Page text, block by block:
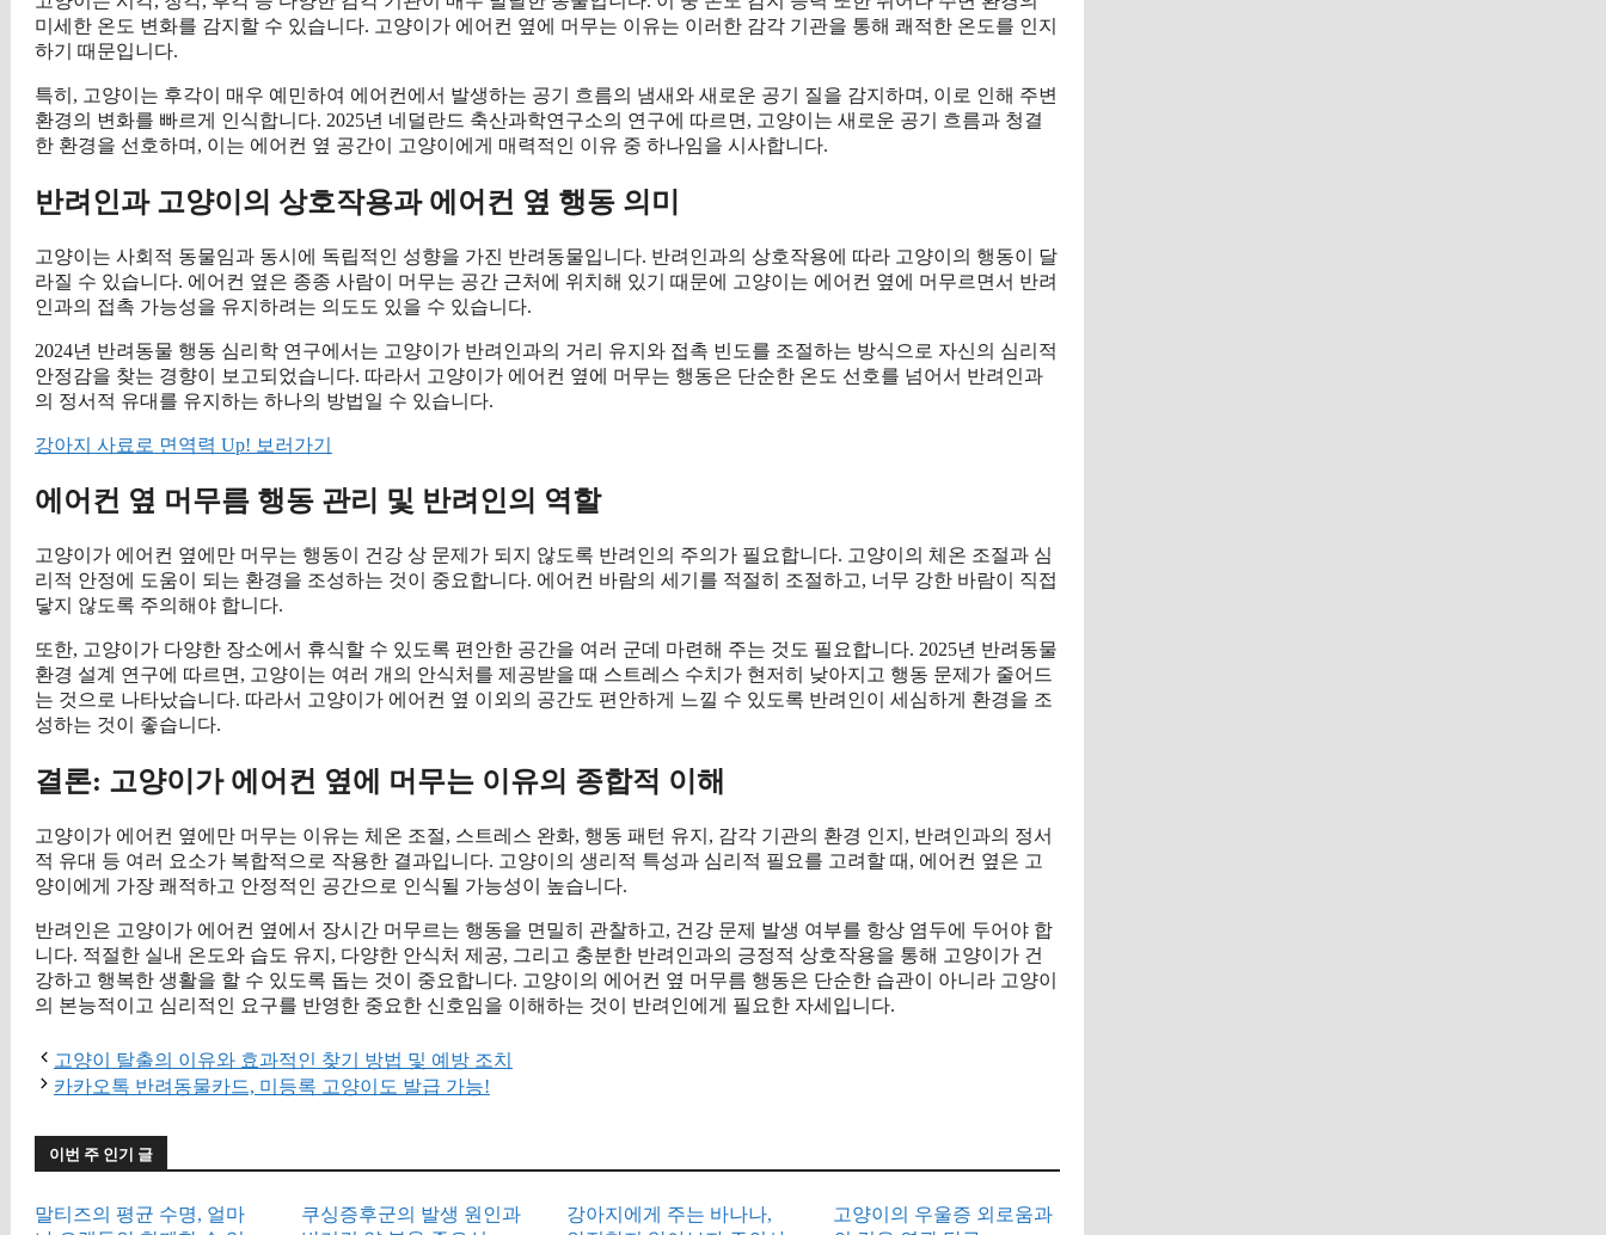
미세한 온도 변화를 감지할 수 있습니다. 고양이가 에어컨 옆에 머무는 이유는 이러한 감각 기관을 통해 쾌적한 온도를 인지
하기 때문입니다.
특히, 고양이는 후각이 매우 예민하여 에어컨에서 발생하는 공기 흐름의 냄새와 새로운 공기 질을 감지하며, 이로 인해 주변
환경의 변화를 빠르게 인식합니다. 2025년 네덜란드 축산과학연구소의 연구에 따르면, 고양이는 새로운 공기 흐름과 청결
한 환경을 선호하며, 이는 에어컨 옆 공간이 고양이에게 매력적인 이유 중 하나임을 시사합니다.
반려인과 고양이의 상호작용과 에어컨 옆 행동 의미
고양이는 사회적 동물임과 동시에 독립적인 성향을 가진 반려동물입니다. 반려인과의 상호작용에 따라 고양이의 행동이 달
라질 수 있습니다. 에어컨 옆은 종종 사람이 머무는 공간 근처에 위치해 있기 때문에 고양이는 에어컨 옆에 머무르면서 반려
인과의 접촉 가능성을 유지하려는 의도도 있을 수 있습니다.
2024년 반려동물 행동 심리학 연구에서는 고양이가 반려인과의 거리 유지와 접촉 빈도를 조절하는 방식으로 자신의 심리적
안정감을 찾는 경향이 보고되었습니다. 따라서 고양이가 에어컨 옆에 머무는 행동은 단순한 온도 선호를 넘어서 반려인과
의 정서적 유대를 유지하는 하나의 방법일 수 있습니다.
강아지 사료로 면역력 Up! 보러가기
에어컨 옆 머무름 행동 관리 및 반려인의 역할
고양이가 에어컨 옆에만 머무는 행동이 건강 상 문제가 되지 않도록 반려인의 주의가 필요합니다. 고양이의 체온 조절과 심
리적 안정에 도움이 되는 환경을 조성하는 것이 중요합니다. 에어컨 바람의 세기를 적절히 조절하고, 너무 강한 바람이 직접
닿지 않도록 주의해야 합니다.
또한, 고양이가 다양한 장소에서 휴식할 수 있도록 편안한 공간을 여러 군데 마련해 주는 것도 필요합니다. 2025년 반려동물
환경 설계 연구에 따르면, 고양이는 여러 개의 안식처를 제공받을 때 스트레스 수치가 현저히 낮아지고 행동 문제가 줄어드
는 것으로 나타났습니다. 따라서 고양이가 에어컨 옆 이외의 공간도 편안하게 느낄 수 있도록 반려인이 세심하게 환경을 조
성하는 것이 좋습니다.
결론: 고양이가 에어컨 옆에 머무는 이유의 종합적 이해
고양이가 에어컨 옆에만 머무는 이유는 체온 조절, 스트레스 완화, 행동 패턴 유지, 감각 기관의 환경 인지, 반려인과의 정서
적 유대 등 여러 요소가 복합적으로 작용한 결과입니다. 고양이의 생리적 특성과 심리적 필요를 고려할 때, 에어컨 옆은 고
양이에게 가장 쾌적하고 안정적인 공간으로 인식될 가능성이 높습니다.
반려인은 고양이가 에어컨 옆에서 장시간 머무르는 행동을 면밀히 관찰하고, 건강 문제 발생 여부를 항상 염두에 두어야 합
니다. 적절한 실내 온도와 습도 유지, 다양한 안식처 제공, 그리고 충분한 반려인과의 긍정적 상호작용을 통해 고양이가 건
강하고 행복한 생활을 할 수 있도록 돕는 것이 중요합니다. 고양이의 에어컨 옆 머무름 행동은 단순한 습관이 아니라 고양이
의 본능적이고 심리적인 요구를 반영한 중요한 신호임을 이해하는 것이 반려인에게 필요한 자세입니다.
고양이 탈출의 이유와 효과적인 찾기 방법 및 예방 조치
카카오톡 반려동물카드, 미등록 고양이도 발급 가능!
이번 주 인기 글
말티즈의 평균 수명, 얼마
쿠싱증후군의 발생 원인과
강아지에게 주는 바나나,
고양이의 우울증 외로움과